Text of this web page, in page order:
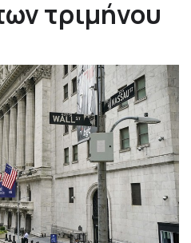
τριμήνου